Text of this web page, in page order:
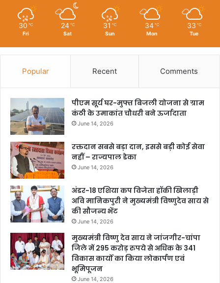
30 ℃
Fri
24 ℃
Sat
31 ℃
Sun
34 ℃
Mon
33 ℃
Tue
Popular Recent Comments
पीएम सूर्य घर-मुफ्त बिजली योजना से ग्राम
कंठी के उमाकांत चौधरी बने ऊर्जादाता
June 14, 2026
रक्तदान सबसे बड़ा दान, इससे बड़ी कोई सेवा
नहीं – राज्यपाल डेका
June 14, 2026
अंडर-18 एशिया कप विजेता हॉकी खिलाड़ी
अवि मानिकपुरी ने मुख्यमंत्री विष्णुदेव साय से
की सौजन्य भेंट
June 14, 2026
मुख्यमंत्री विष्णु देव साय ने जांजगीर-चांपा
जिले में 295 करोड़ रुपये से अधिक के 341
विकास कार्यों का किया लोकार्पण एवं
भूमिपूजन
June 14, 2026